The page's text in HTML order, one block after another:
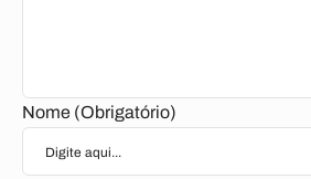
Nome (Obrigatório)